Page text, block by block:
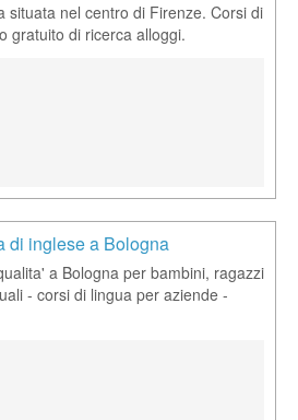
situata nel centro di Firenze. Corsi di
gratuito di ricerca alloggi.
di inglese a Bologna
a Bologna per bambini, ragazzi
- corsi di lingua per aziende -